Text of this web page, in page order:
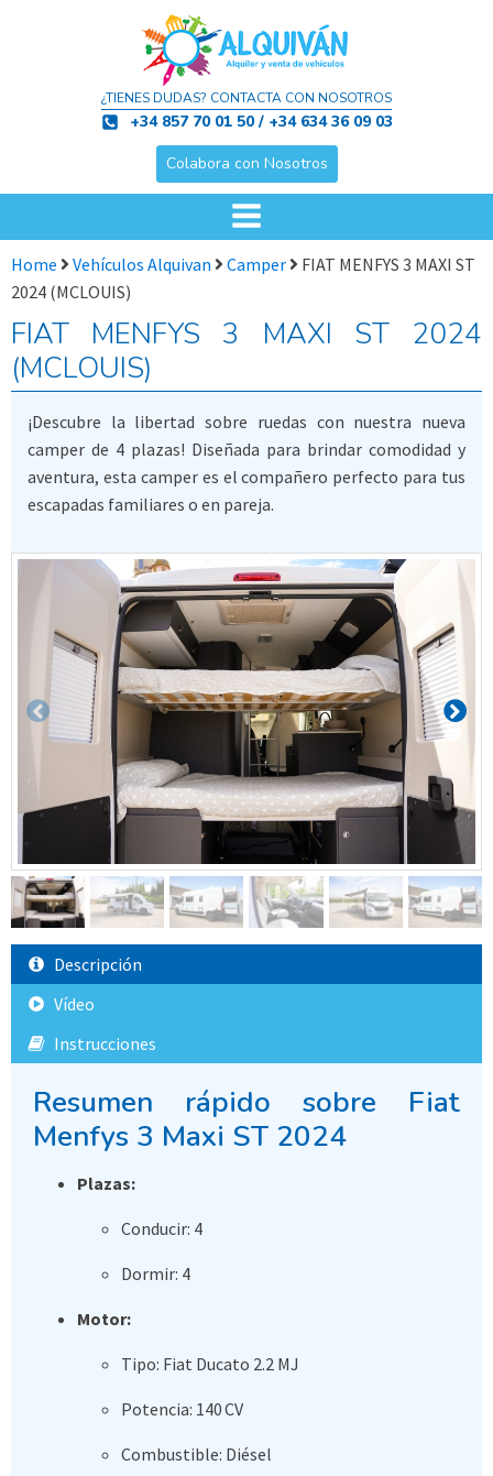
¿TIENES DUDAS? CONTACTA CON NOSOTROS
+34 857 70 01 50 / +34 634 36 09 03
Colabora con Nosotros
Home Vehículos Alquivan Camper
FIAT MENFYS 3 MAXI ST
2024 (MCLOUIS)
FIAT MENFYS 3 MAXI ST 2024
(MCLOUIS)
¡Descubre la libertad sobre ruedas con nuestra nueva
camper de 4 plazas! Diseñada para brindar comodidad y
aventura, esta camper es el compañero perfecto para tus
escapadas familiares o en pareja.
Descripción
Vídeo
Instrucciones
Resumen rápido sobre Fiat
Menfys 3 Maxi ST 2024
Plazas:
Conducir: 4
Dormir: 4
Motor:
Tipo: Fiat Ducato 2.2 MJ
Potencia: 140 CV
Combustible: Diésel